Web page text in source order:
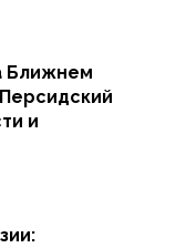
Ближнем
и